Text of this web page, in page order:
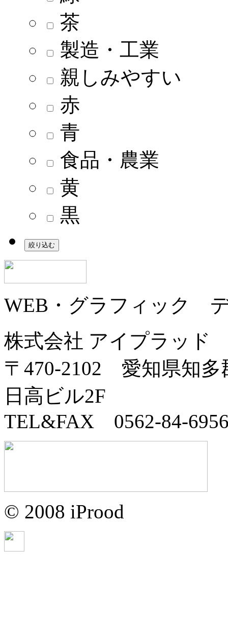
茶
製造・工業
親しみやすい
赤
青
食品・農業
黄
黒
WEB・グラフィック
株式会社 アイプラッド
〒470-2102 愛知県知多
日高ビル2F
TEL&FAX 0562-84-
© 2008 iProod